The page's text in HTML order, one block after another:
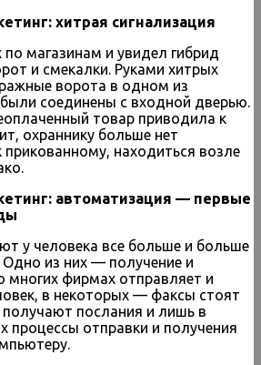
хитрая сигнализация
магазинам и увидел гибрид
и смекалки. Руками хитрых
ворота в одном из
соединены с входной дверью.
товар приводила к
охраннику больше нет
находиться возле
автоматизация — первые
у человека все больше и больше
Одно из них — получение и
многих фирмах отправляет и
в некоторых — факсы стоят
послания и лишь в
процессы отправки и получения